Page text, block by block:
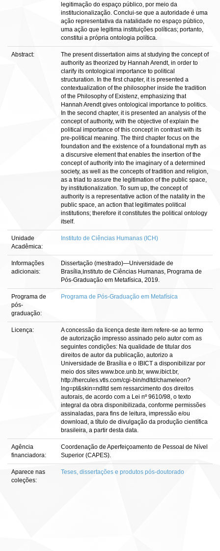
legitimação do espaço público, por meio da
institucionalização. Conclui-se que a autoridade é uma
ação representativa da natalidade no espaço público,
uma ação que legitima instituições políticas; portanto,
constitui a própria ontologia política.
Abstract:
The present dissertation aims at studying the concept of
authority as theorized by Hannah Arendt, in order to
clarify its ontological importance to political
structuration. In the first chapter, it is presented a
contextualization of the philosopher inside the tradition
of the Philosophy of Existenz, emphasizing that
Hannah Arendt gives ontological importance to politics.
In the second chapter, it is presented an analysis of the
concept of authority, with the objective of explain the
political importance of this concept in contrast with its
pre-political meaning. The third chapter focus on the
foundation and the existence of a foundational myth as
a discursive element that enables the insertion of the
concept of authority into the imaginary of a determined
society, as well as the concepts of tradition and religion,
as a triad to assure the legitimation of the public space,
by institutionalization. To sum up, the concept of
authority is a representative action of the natality in the
public space, an action that legitimates political
institutions; therefore it constitutes the political ontology
itself.
Unidade
Acadêmica:
Instituto de Ciências Humanas (ICH)
Informações
adicionais:
Dissertação (mestrado)—Universidade de
Brasília,Instituto de Ciências Humanas, Programa de
Pós-Graduação em Metafísica, 2019.
Programa de
pós-
graduação:
Programa de Pós-Graduação em Metafísica
Licença:
A concessão da licença deste item refere-se ao termo
de autorização impresso assinado pelo autor com as
seguintes condições: Na qualidade de titular dos
direitos de autor da publicação, autorizo a
Universidade de Brasília e o IBICT a disponibilizar por
meio dos sites www.bce.unb.br, www.ibict.br,
http://hercules.vtls.com/cgi-bin/ndltd/chameleon?
lng=pt&skin=ndltd sem ressarcimento dos direitos
autorais, de acordo com a Lei nº 9610/98, o texto
integral da obra disponibilizada, conforme permissões
assinaladas, para fins de leitura, impressão e/ou
download, a título de divulgação da produção científica
brasileira, a partir desta data.
Agência
financiadora:
Coordenação de Aperfeiçoamento de Pessoal de Nível
Superior (CAPES).
Aparece nas
coleções:
Teses, dissertações e produtos pós-doutorado